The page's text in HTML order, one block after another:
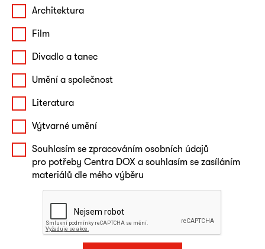
Architektura
Film
Divadlo a tanec
Umění a společnost
Literatura
Výtvarné umění
Souhlasím se zpracováním osobních údajů
pro potřeby Centra DOX a souhlasím se zasíláním
materiálů dle mého výběru